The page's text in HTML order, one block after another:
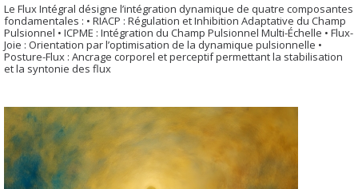
Le Flux Intégral désigne l’intégration dynamique de quatre composantes
fondamentales : • RIACP : Régulation et Inhibition Adaptative du Champ
Pulsionnel • ICPME : Intégration du Champ Pulsionnel Multi-Échelle • Flux-
Joie : Orientation par l’optimisation de la dynamique pulsionnelle •
Posture-Flux : Ancrage corporel et perceptif permettant la stabilisation
et la syntonie des flux